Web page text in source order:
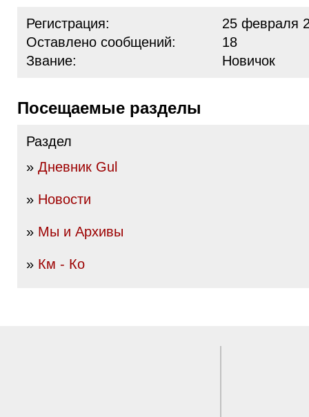
Регистрация:
25 февраля
Оставлено сообщений:
18
Звание:
Новичок
Посещаемые разделы
Раздел
» Дневник Gul
» Новости
» Мы и Архивы
» Км - Ко